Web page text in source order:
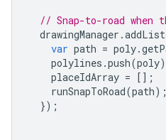
},
{
"location":
{ "latitude": -
"placeId":
},
{
// Snap-to-road when
drawingManager .
var path = poly.
polylines .push(poly
placeIdArray = [];
runSnapToRoad(path);
});